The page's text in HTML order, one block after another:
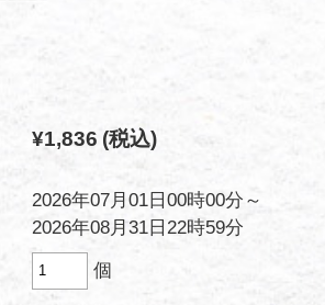
¥1,836 (税込)
2026年07月01日00時00分～
2026年08月31日22時59分
個